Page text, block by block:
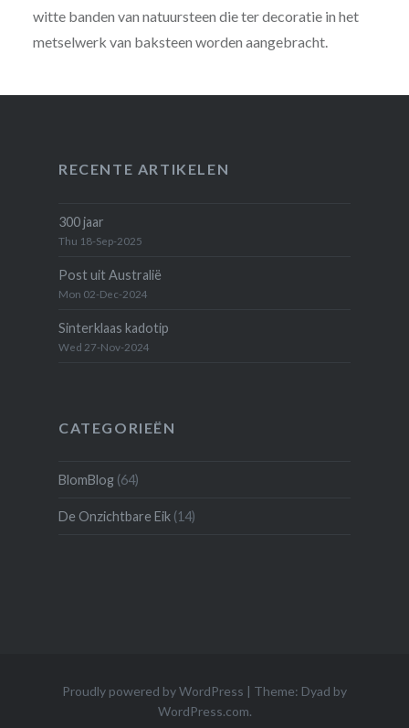
witte banden van natuursteen die ter decoratie in het
metselwerk van baksteen worden aangebracht.
RECENTE ARTIKELEN
300 jaar
Thu 18-Sep-2025
Post uit Australië
Mon 02-Dec-2024
Sinterklaas kadotip
Wed 27-Nov-2024
CATEGORIEËN
BlomBlog (64)
De Onzichtbare Eik(14)
Proudly powered by WordPress
Theme: Dyad by
WordPress.com.